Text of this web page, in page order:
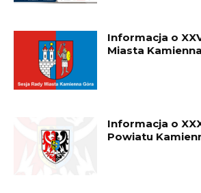
Informacja o
Miasta
Informacja o
Powiatu